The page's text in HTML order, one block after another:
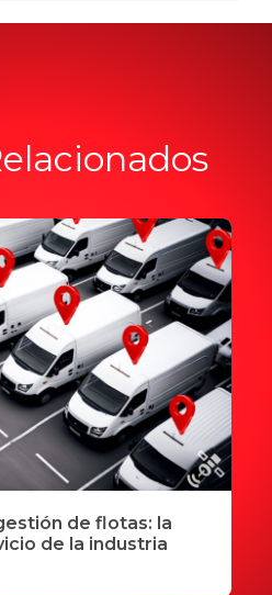
de flotas: la
de la industria